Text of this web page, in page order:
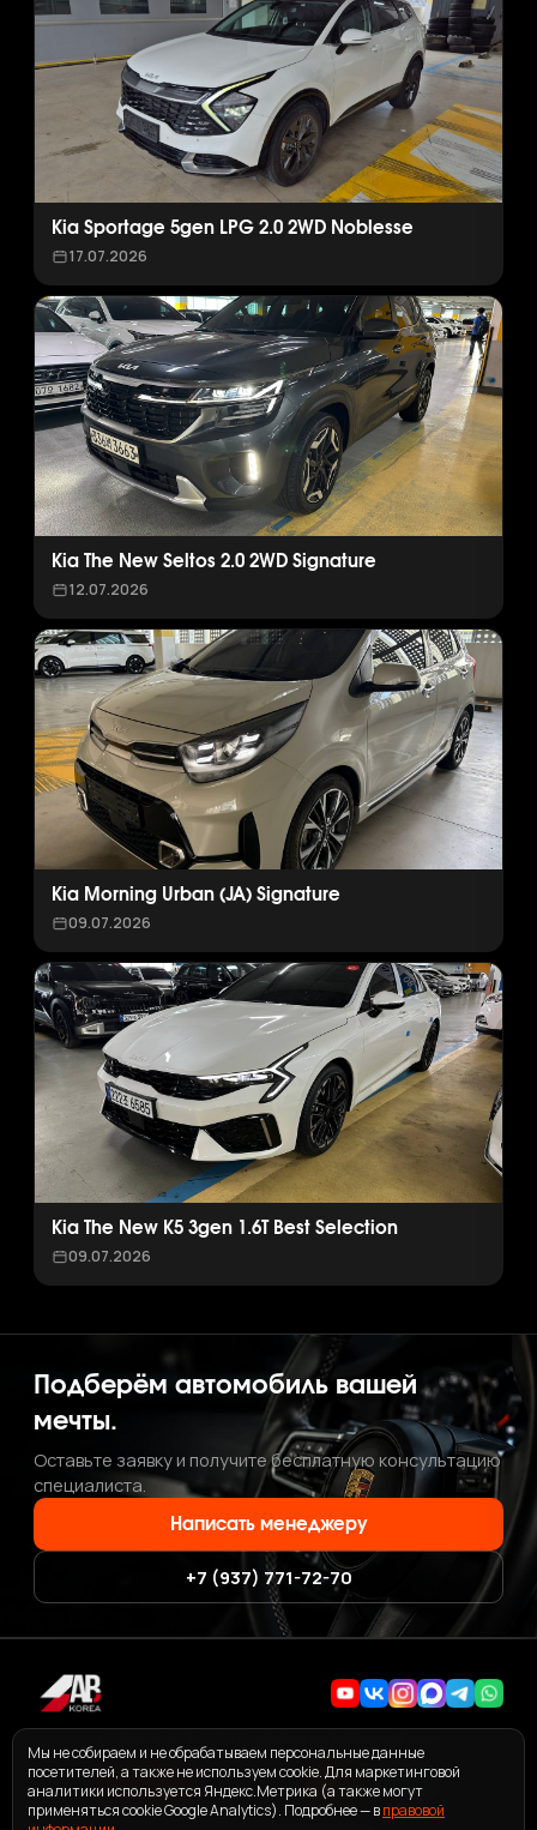
Kia Sportage 5gen LPG 2.0 2WD Noblesse
17.07.2026
Kia The New Seltos 2.0 2WD Signature
12.07.2026
Kia Morning Urban (JA) Signature
09.07.2026
Kia The New K5 3gen 1.6T Best Selection
09.07.2026
Подберём автомобиль вашей
мечты.
Оставьте заявку и получите бесплатную консультацию
специалиста.
Написать менеджеру
+7 (937) 771-72-70
Мы не собираем и не обрабатываем персональные данные
посетителей, а также не используем cookie. Для маркетинговой
аналитики используется Яндекс.Метрика (а также могут
применяться cookie Google Analytics). Подробнее — вправовой